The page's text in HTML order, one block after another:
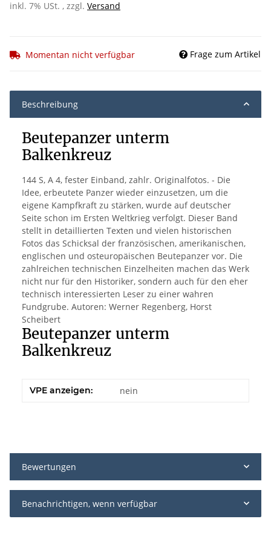
inkl. 7% USt. , zzgl. Versand
Momentan nicht verfügbar Frage zum Artikel
Beschreibung
Beutepanzer unterm
Balkenkreuz
144 S, A 4, fester Einband, zahlr. Originalfotos. - Die
Idee, erbeutete Panzer wieder einzusetzen, um die
eigene Kampfkraft zu stärken, wurde auf deutscher
Seite schon im Ersten Weltkrieg verfolgt. Dieser Band
stellt in detaillierten Texten und vielen historischen
Fotos das Schicksal der französischen, amerikanischen,
englischen und osteuropäischen Beutepanzer vor. Die
zahlreichen technischen Einzelheiten machen das Werk
nicht nur für den Historiker, sondern auch für den eher
technisch interessierten Leser zu einer wahren
Fundgrube. Autoren: Werner Regenberg, Horst
Scheibert
Beutepanzer unterm
Balkenkreuz
VPE anzeigen: nein
Bewertungen
Benachrichtigen, wenn verfügbar